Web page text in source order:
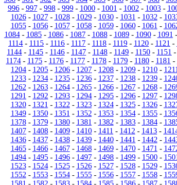
996- 997- 998- 999- 1000- 1001 - 1002 - 1003-
1026- 1027- 1028- 1029- 1030- 1031 - 1032 -
1055- 1056- 1057- 1058- 1059- 1060- 1061 -
1084- 1085- 1086- 1087- 1088- 1089- 1090- 1091 -
1114 - 1115 - 1116 - 1117 - 1118 - 1119 - 1120 - 1121 -
1144 - 1145 - 1146 - 1147 - 1148 - 1149 - 1150 - 1151 -
1174 - 1175 - 1176 - 1177 - 1178 - 1179 - 1180 - 1181 -
1204 - 1205 - 1206 - 1207 - 1208 - 1209 - 1210 - 1211
1233- 1234- 1235- 1236- 1237- 1238- 1239-
1262 - 1263- 1264- 1265- 1266- 1267- 1268-
1291 - 1292 - 1293 - 1294 - 1295 - 1296 - 1297 -
1320- 1321 - 1322 - 1323- 1324- 1325- 1326-
1349- 1350- 1351 - 1352 - 1353- 1354- 1355-
1378- 1379- 1380- 1381 - 1382 - 1383- 1384-
1407 - 1408 - 1409 - 1410 - 1411 - 1412 - 1413 -
1436- 1437- 1438- 1439- 1440- 1441 - 1442 -
1465- 1466- 1467- 1468- 1469- 1470- 1471 -
1494 - 1495 - 1496 - 1497 - 1498 - 1499 - 1500 -
1523- 1524- 1525- 1526- 1527- 1528- 1529-
1552 - 1553- 1554- 1555- 1556- 1557- 1558-
1581 - 1582 - 1583- 1584- 1585- 1586- 1587-